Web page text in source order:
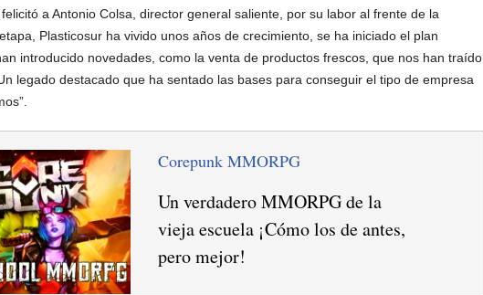
a Antonio Colsa, director general saliente, por su labor al frente de la
Plasticosur ha vivido unos años de crecimiento, se ha iniciado el plan
introducido novedades, como la venta de productos frescos, que nos han traído
legado destacado que ha sentado las bases para conseguir el tipo de empresa
Corepunk MMORPG
Un verdadero MMORPG de la
vieja escuela ¡Cómo los de antes,
pero mejor!